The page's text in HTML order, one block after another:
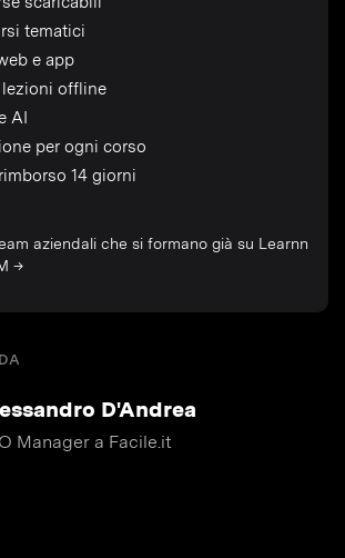
tematici
e app
lezioni offline
AI
per ogni corso
14 giorni
aziendali che si formano già su Learnn
→
D'Andrea
Manager a Facile.it